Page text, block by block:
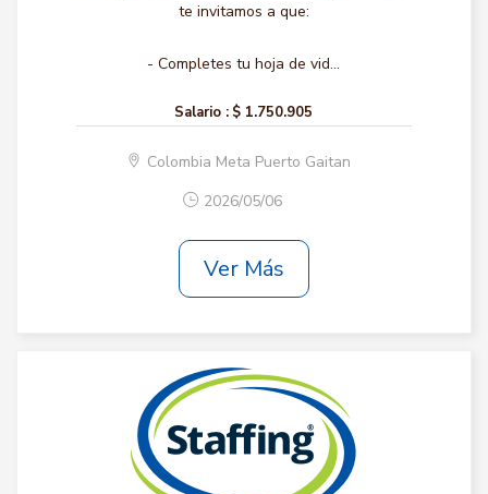
te invitamos a que:
- Completes tu hoja de vid...
Salario : $ 1.750.905
Colombia Meta Puerto Gaitan
2026/05/06
Ver Más